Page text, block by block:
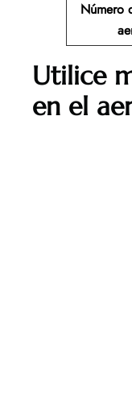
Número
Utilice
en el